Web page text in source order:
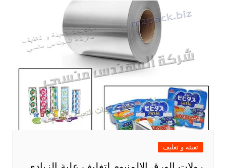
تعبئة و تغليف